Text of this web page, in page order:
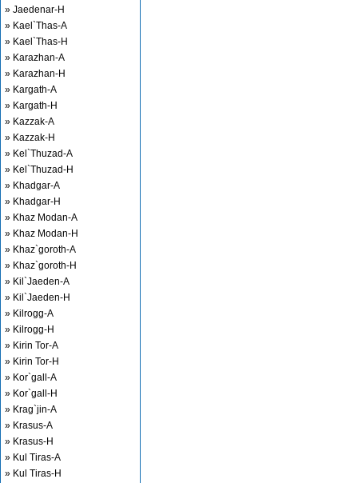
» Jaedenar-H
» Kael`Thas-A
» Kael`Thas-H
» Karazhan-A
» Karazhan-H
» Kargath-A
» Kargath-H
» Kazzak-A
» Kazzak-H
» Kel`Thuzad-A
» Kel`Thuzad-H
» Khadgar-A
» Khadgar-H
» Khaz Modan-A
» Khaz Modan-H
» Khaz`goroth-A
» Khaz`goroth-H
» Kil`Jaeden-A
» Kil`Jaeden-H
» Kilrogg-A
» Kilrogg-H
» Kirin Tor-A
» Kirin Tor-H
» Kor`gall-A
» Kor`gall-H
» Krag`jin-A
» Krasus-A
» Krasus-H
» Kul Tiras-A
» Kul Tiras-H